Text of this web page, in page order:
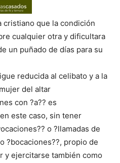
cristiano que la condición
cualquier otra y dificultara
un puñado de días para su
reducida al celibato y a la
del altar
con ?a?? es
este caso, sin tener
o ?llamadas de
?bocaciones??, propio de
y ejercitarse también como